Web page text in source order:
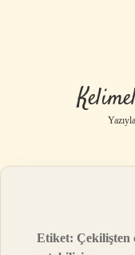
Etiket:Çekilişten